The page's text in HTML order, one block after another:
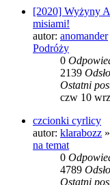
[2020] Wyżyny
misiami!
autor: anomander
Podróży
0
2139
Ostatni
czw 10
czcionki cyrlicy
autor: klarabozz »
na temat
0
4789
Ostatni